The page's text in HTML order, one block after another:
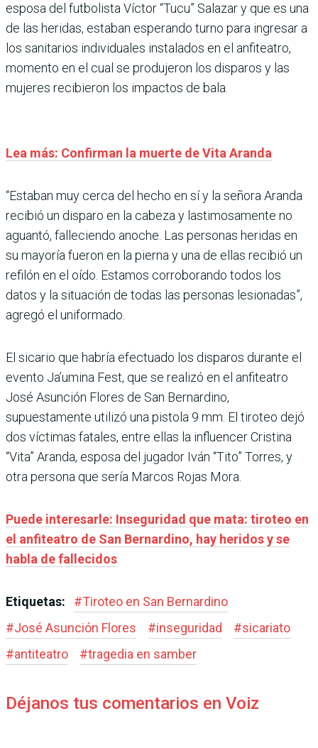
esposa del futbolista Víctor “Tucu” Salazar y que es una
de las heridas, estaban esperando turno para ingresar a
los sanitarios individuales instalados en el anfiteatro,
momento en el cual se produjeron los disparos y las
mujeres recibieron los impactos de bala.
Lea más: Confirman la muerte de Vita Aranda
“Estaban muy cerca del hecho en sí y la señora Aranda
recibió un disparo en la cabeza y lastimosamente no
aguantó, falleciendo anoche. Las personas heridas en
su mayoría fueron en la pierna y una de ellas recibió un
refilón en el oído. Estamos corroborando todos los
datos y la situación de todas las personas lesionadas”,
agregó el uniformado.
El sicario que habría efectuado los disparos durante el
evento Ja’umina Fest, que se realizó en el anfiteatro
José Asunción Flores de San Bernardino,
supuestamente utilizó una pistola 9 mm. El tiroteo dejó
dos víctimas fatales, entre ellas la influencer Cristina
“Vita” Aranda, esposa del jugador Iván “Tito” Torres, y
otra persona que sería Marcos Rojas Mora.
Puede interesarle: Inseguridad que mata: tiroteo en
el anfiteatro de San Bernardino, hay heridos y se
habla de fallecidos
Etiquetas: #Tiroteo en San Bernardino
#José Asunción Flores #inseguridad #sicariato
#antiteatro #tragedia en samber
Déjanos tus comentarios en Voiz